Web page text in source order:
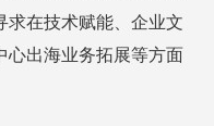
求在技术赋能、企业文
心出海业务拓展等方面